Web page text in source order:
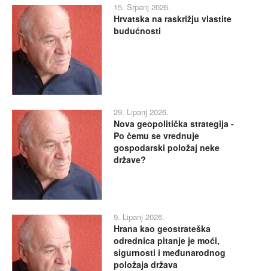
15. Srpanj 2026.
Hrvatska na raskrižju vlastite
budućnosti
29. Lipanj 2026.
Nova geopolitička strategija -
Po čemu se vrednuje
gospodarski položaj neke
države?
9. Lipanj 2026.
Hrana kao geostrateška
odrednica pitanje je moći,
sigurnosti i međunarodnog
položaja država